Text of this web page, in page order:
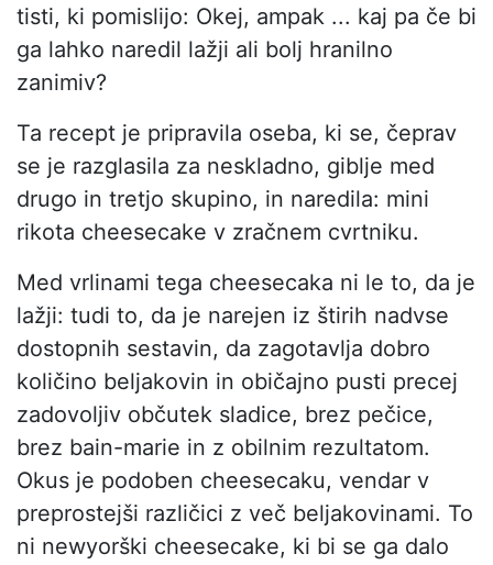
tisti, ki pomislijo: Okej, ampak ... kaj pa če bi
ga lahko naredil lažji ali bolj hranilno
zanimiv?
Ta recept je pripravila oseba, ki se, čeprav
se je razglasila za neskladno, giblje med
drugo in tretjo skupino, in naredila: mini
rikota cheesecake v zračnem cvrtniku.
Med vrlinami tega cheesecaka ni le to, da je
lažji: tudi to, da je narejen iz štirih nadvse
dostopnih sestavin, da zagotavlja dobro
količino beljakovin in običajno pusti precej
zadovoljiv občutek sladice, brez pečice,
brez bain-marie in z obilnim rezultatom.
Okus je podoben cheesecaku, vendar v
preprostejši različici z več beljakovinami. To
ni newyorški cheesecake, ki bi se ga dalo